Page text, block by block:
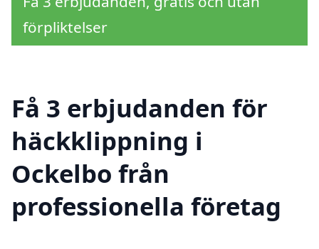
förpliktelser
Få 3 erbjudanden för
häckklippning i
Ockelbo från
professionella företag